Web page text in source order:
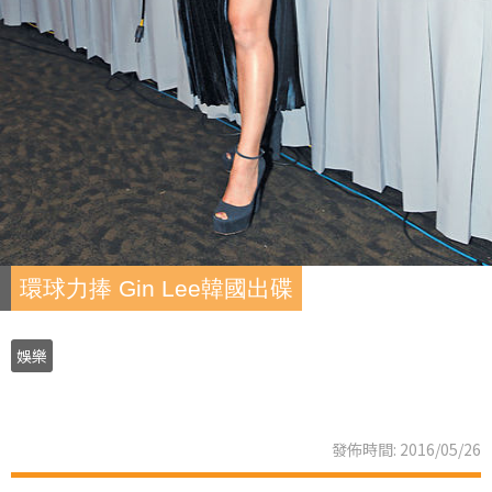
環球力捧 Gin Lee韓國出碟
娛樂
發佈時間: 2016/05/26